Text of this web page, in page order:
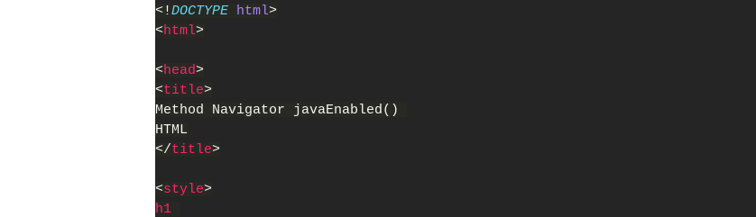
<!DOCTYPE html>
<html>
<head>
<title>
Method Navigator javaEnabled()
HTML
</title>
<style>
h1